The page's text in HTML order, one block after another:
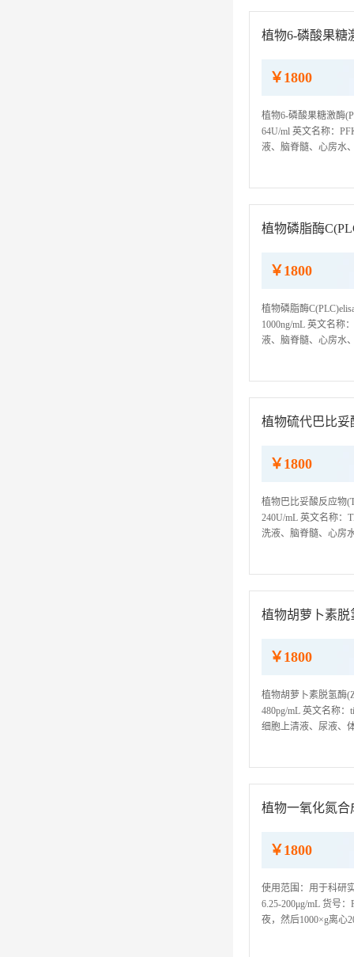
植物6-磷酸果糖
￥1800
植物6-磷酸果糖激酶
64U/ml 英文名称：
液、脑脊髓、心房水
植物磷脂酶
￥1800
植物磷脂酶
1000ng/mL 英文名称
液、脑脊髓、心房水
植物硫代巴比妥
￥1800
植物巴比妥酸反应物
240U/mL 英文名称：
洗液、脑脊髓、心房
植物胡萝卜素脱
￥1800
植物胡萝卜素脱氢酶
480pg/mL 英文名称：
细胞上清液、尿液、
植物一氧化氮合
￥1800
使用范围：用于科研
6.25-200μg/mL 货号
夜，然后1000×g离心